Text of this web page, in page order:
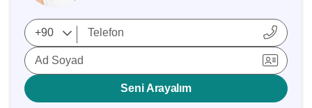
Ad Soyad
Seni Arayalım